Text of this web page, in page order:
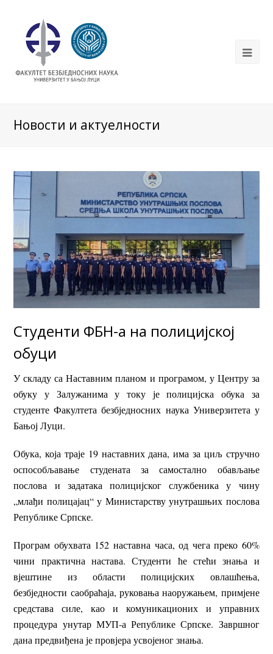
Новости и актуелности
Студенти ФБН-а на полицијској
обуци
У складу са Наставним планом и програмом, у Центру за
обуку у Залужанима у току је полицијска обука за
студенте Факултета безбједносних наука Универзитета у
Бањој Луци.
Обука, која траје 19 наставних дана, има за циљ стручно
оспособљавање студената за самостално обављање
послова и задатака полицијског службеника у чину
„млађи полицајац“ у Министарству унутрашњих послова
Републике Српске.
Програм обухвата 152 наставна часа, од чега преко 60%
чини практична настава. Студенти ће стећи знања и
вјештине из области полицијских овлашћења,
безбједности саобраћаја, руковања наоружањем, примјене
средстава силе, као и комуникационих и управних
процедура унутар МУП-а Републике Српске. Завршног
дана предвиђена је провјера усвојеног знања.